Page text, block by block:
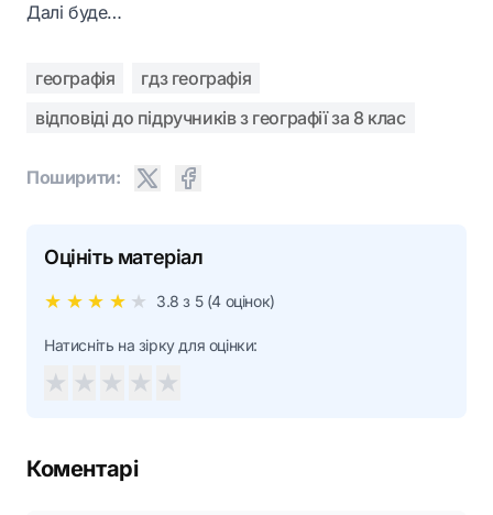
Далі буде…
географія
гдз географія
відповіді до підручників з географії за 8 клас
Поширити:
Оцініть матеріал
★ ★ ★ ★ ★ 3.8 з 5 (4 оцінок)
Натисніть на зірку для оцінки:
★ ★ ★ ★ ★
Коментарі